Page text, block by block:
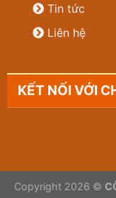
Tin tức
Liên hệ
KẾT NỐI VỚI
Copyright 2026 ©